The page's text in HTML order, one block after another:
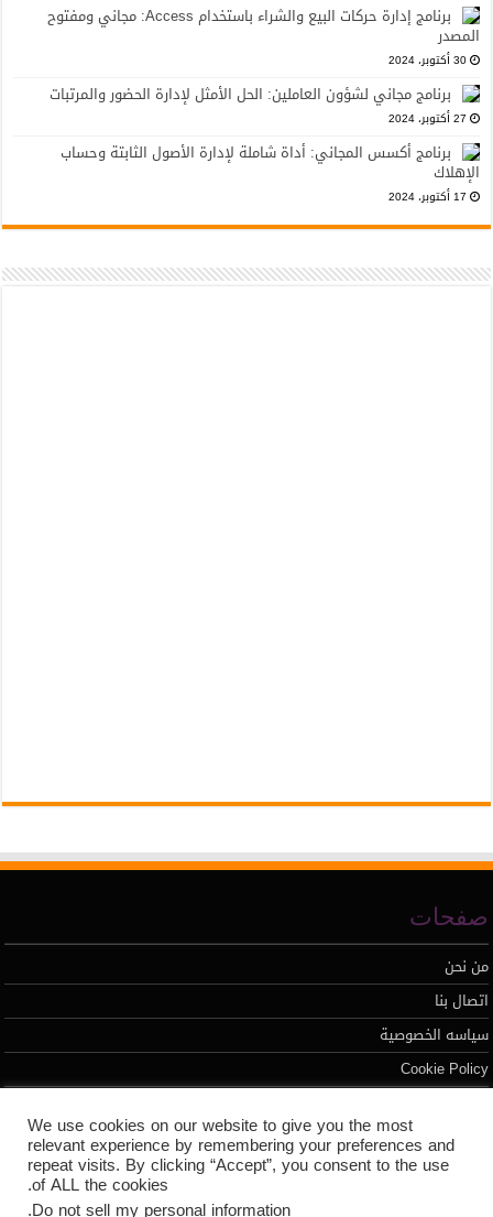
برنامج إدارة حركات البيع والشراء باستخدام Access: مجاني ومفتوح
المصدر
30 أكتوبر، 2024
برنامج مجاني لشؤون العاملين: الحل الأمثل لإدارة الحضور والمرتبات
27 أكتوبر، 2024
برنامج أكسس المجاني: أداة شاملة لإدارة الأصول الثابتة وحساب
الإهلاك
17 أكتوبر، 2024
صفحات
من نحن
اتصال بنا
سياسه الخصوصية
Cookie Policy
تطوير محمد السيد
We use cookies on our website to give you the most
relevant experience by remembering your preferences and
repeat visits. By clicking “Accept”, you consent to the use
of ALL the cookies.
Do not sell my personal information
.